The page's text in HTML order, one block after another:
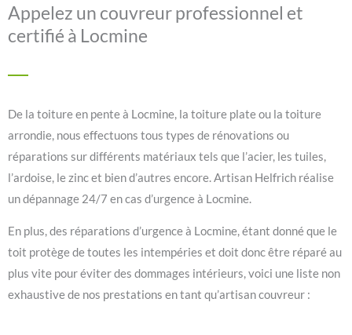
Appelez un couvreur professionnel et
certifié à Locmine
De la toiture en pente à Locmine, la toiture plate ou la toiture
arrondie, nous effectuons tous types de rénovations ou
réparations sur différents matériaux tels que l’acier, les tuiles,
l’ardoise, le zinc et bien d’autres encore. Artisan Helfrich réalise
un dépannage 24/7 en cas d’urgence à Locmine.
En plus, des réparations d’urgence à Locmine, étant donné que le
toit protège de toutes les intempéries et doit donc être réparé au
plus vite pour éviter des dommages intérieurs, voici une liste non
exhaustive de nos prestations en tant qu’artisan couvreur :